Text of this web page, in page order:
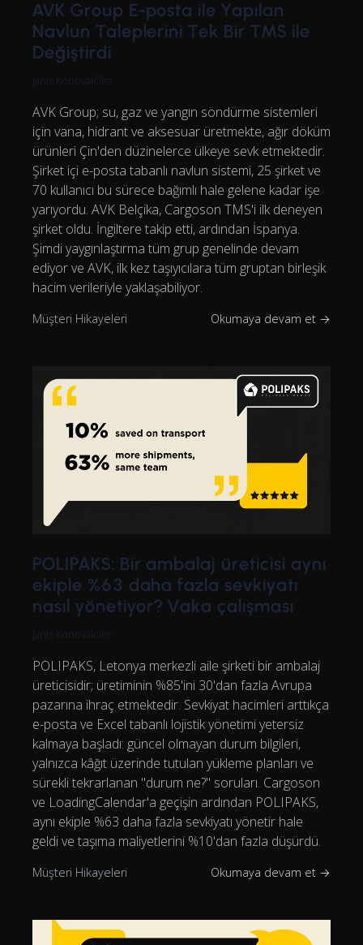
AVK Group E-posta ile Yapılan
Navlun Taleplerini Tek Bir TMS ile
Değiştirdi
Janis Konovalciks
AVK Group; su, gaz ve yangın söndürme sistemleri
için vana, hidrant ve aksesuar üretmekte, ağır döküm
ürünleri Çin'den düzinelerce ülkeye sevk etmektedir.
Şirket içi e-posta tabanlı navlun sistemi, 25 şirket ve
70 kullanıcı bu sürece bağımlı hale gelene kadar işe
yarıyordu. AVK Belçika, Cargoson TMS'i ilk deneyen
şirket oldu. İngiltere takip etti, ardından İspanya.
Şimdi yaygınlaştırma tüm grup genelinde devam
ediyor ve AVK, ilk kez taşıyıcılara tüm gruptan birleşik
hacim verileriyle yaklaşabiliyor.
Müşteri Hikayeleri Okumaya devam et →
POLIPAKS: Bir ambalaj üreticisi aynı
ekiple %63 daha fazla sevkiyatı
nasıl yönetiyor? Vaka çalışması
Janis Konovalciks
POLIPAKS, Letonya merkezli aile şirketi bir ambalaj
üreticisidir; üretiminin %85'ini 30'dan fazla Avrupa
pazarına ihraç etmektedir. Sevkiyat hacimleri arttıkça
e-posta ve Excel tabanlı lojistik yönetimi yetersiz
kalmaya başladı: güncel olmayan durum bilgileri,
yalnızca kâğıt üzerinde tutulan yükleme planları ve
sürekli tekrarlanan "durum ne?" soruları. Cargoson
ve LoadingCalendar'a geçişin ardından POLIPAKS,
aynı ekiple %63 daha fazla sevkiyatı yönetir hale
geldi ve taşıma maliyetlerini %10'dan fazla düşürdü.
Müşteri Hikayeleri Okumaya devam et →